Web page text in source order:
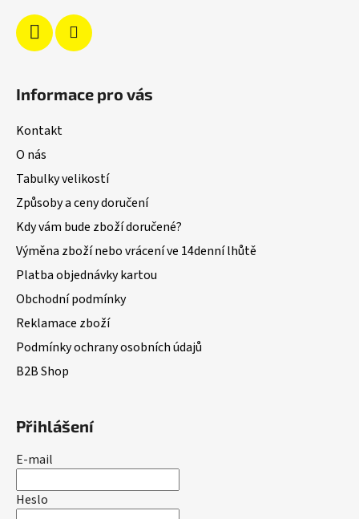
Informace pro vás
Kontakt
O nás
Tabulky velikostí
Způsoby a ceny doručení
Kdy vám bude zboží doručené?
Výměna zboží nebo vrácení ve 14denní lhůtě
Platba objednávky kartou
Obchodní podmínky
Reklamace zboží
Podmínky ochrany osobních údajů
B2B Shop
Přihlášení
E-mail
Heslo